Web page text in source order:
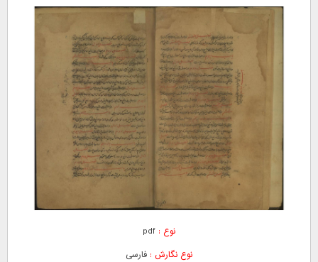
نوع :
نوع نگارش : فارسی